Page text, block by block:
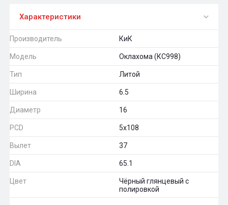
Характеристики
Производитель КиК
Модель Оклахома (КС998)
Тип Литой
Ширина 6.5
Диаметр 16
PCD 5x108
Вылет 37
DIA 65.1
Цвет
Чёрный глянцевый с
полировкой